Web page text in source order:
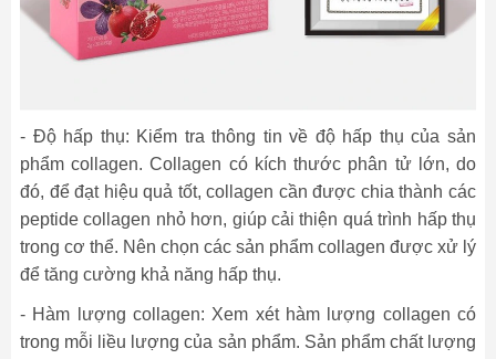
- Độ hấp thụ: Kiểm tra thông tin về độ hấp thụ của sản
phẩm collagen. Collagen có kích thước phân tử lớn, do
đó, để đạt hiệu quả tốt, collagen cần được chia thành các
peptide collagen nhỏ hơn, giúp cải thiện quá trình hấp thụ
trong cơ thể. Nên chọn các sản phẩm collagen được xử lý
để tăng cường khả năng hấp thụ.
- Hàm lượng collagen: Xem xét hàm lượng collagen có
trong mỗi liều lượng của sản phẩm. Sản phẩm chất lượng